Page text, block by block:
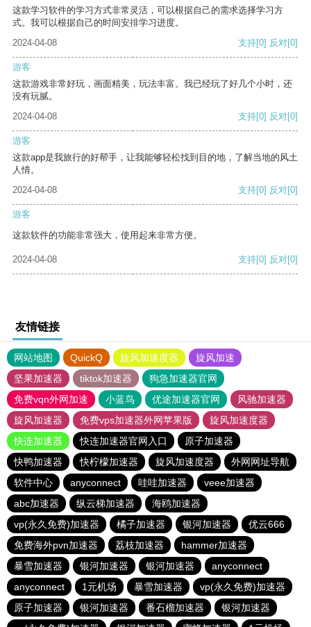
这款学习软件的学习方式非常灵活，可以根据自己的需求选择学习方
式。我可以根据自己的时间安排学习进度。
2024-04-08
支持[0] 反对[0]
游客
这款游戏非常好玩，画面精美，玩法丰富。我已经玩了好几个小时，还
没有玩腻。
2024-04-08
支持[0] 反对[0]
游客
这款app是我旅行的好帮手，让我能够轻松找到目的地，了解当地的风土
人情。
2024-04-08
支持[0] 反对[0]
游客
这款软件的功能非常强大，使用起来非常方便。
2024-04-08 支持[0] 反对[0]
友情链接
网站地图 QuickQ 旋风加速度器
旋风加速
坚果加速器
tiktok加速器
狗急加速器官网
免费vqn外网加速
小蓝鸟 优途加速器官网
风驰加速器
旋风加速器
免费vps加速器外网苹果版
旋风加速度器
快连加速器
快连加速器官网入口
原子加速器
快鸭加速器
快柠檬加速器 旋风加速度器
外网网址导航
软件中心
anyconnect 哇哇加速器
veee加速器
abc加速器
纵云梯加速器
海鸥加速器
vp(永久免费)加速器
橘子加速器 银河加速器
优云666
免费海外pvn加速器
荔枝加速器
hammer加速器
暴雪加速器
银河加速器 银河加速器
anyconnect
anyconnect
1元机场 暴雪加速器
vp(永久免费)加速器
原子加速器
银河加速器 番石榴加速器
银河加速器